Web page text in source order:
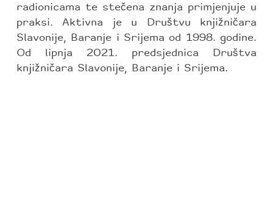
radionicama te stečena znanja primjenjuje u
praksi. Aktivna je u Društvu knjižničara
Slavonije, Baranje i Srijema od 1998. godine.
Od lipnja 2021. predsjednica Društva
knjižničara Slavonije, Baranje i Srijema.